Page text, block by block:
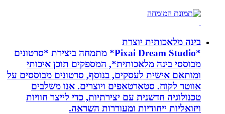
בינה מלאכותית יוצרת
*Pixai Dream Studio* מתמחה ביצירת *סרטונים
מבוססי בינה מלאכותית*, המספקים תוכן איכותי
ומותאם אישית לעסקים, בנוסף, סרטונים מבוססים על
אווטר לקוח. סטארטאפים ויוצרים. אנו משלבים
טכנולוגיה חדשנית עם יצירתיות, כדי לייצר חוויות
ויזואליות ייחודיות ומעוררות השראה.